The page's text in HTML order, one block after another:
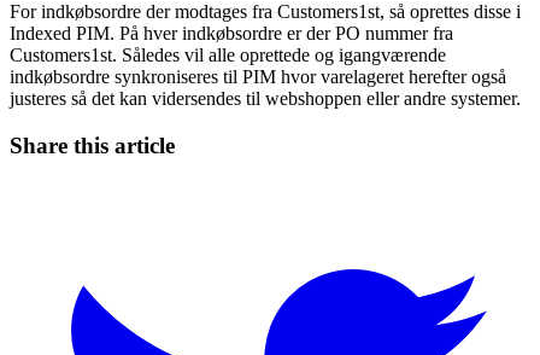
For indkøbsordre der modtages fra Customers1st, så oprettes disse i
Indexed PIM. På hver indkøbsordre er der PO nummer fra
Customers1st. Således vil alle oprettede og igangværende
indkøbsordre synkroniseres til PIM hvor varelageret herefter også
justeres så det kan vidersendes til webshoppen eller andre systemer.
Share this article